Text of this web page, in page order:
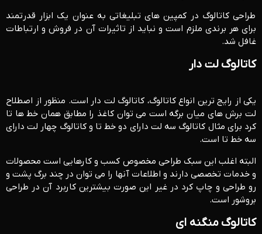
طراحی کاتالوگ در کمپین های تبلیغاتی به عنوان یک ابزار قدرتمند
برای هر برندی ملزم است و نباید از تاثیرات آن در فروش و ارتباطات
غافل شد.
کاتالوگ لت دار
یکی از رایج ترین انواع کاتالوگ، کاتالوگ لت دار است. منظور از اصطلاح
لت برش های میان برگه است می توان کاغذ را مطابق همان خط ها تا
کرد برای مثال کاتالوگ سه لت دارای دو خط تا و کاتالوگ چهار لت دارای
سه خط تا است.
البته اغلب این سبک طراحی مخصوص کسب و کارهایی است محصولات
و خدمات تخصصی دارند و اطلاعات آنها را می توان در چند برگ پشت و
رو طراحی و چاپ کرد در غیر این صورت بیشترین کاربرد آن در طراحی
بروشور است.
کاتالوگ منگنه ای